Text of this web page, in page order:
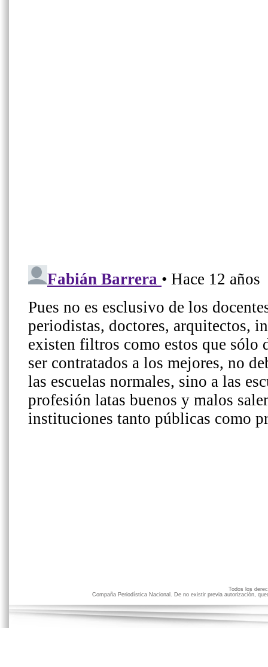
Todos los
Compaña Periodística Nacional. De no existir previa autorización,